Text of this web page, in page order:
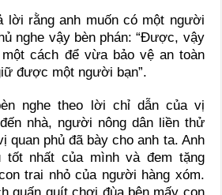
lời rằng anh muốn có một người
nghe vậy bèn phán: “Được, vậy
cách để vừa bảo vệ an toàn
được một người bạn”.
nghe theo lời chỉ dẫn của vị
nhà, người nông dân liền thử
quan phủ đã bày cho anh ta. Anh
nhất của mình và đem tặng
trai nhỏ của người hàng xóm.
quấn quít chơi đùa bên mấy con